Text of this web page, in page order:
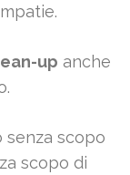
up anche
senza scopo
scopo di